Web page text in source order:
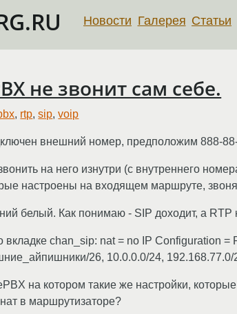
Новости Галерея Статьи
не звонит сам себе.
, rtp,sip,voip
внешний номер, предположим 888-
на него изнутри (с внутреннего
настроены на входящем маршруте,
белый. Как понимаю - SIP доходит, а RTP
вкладке chan_sip: nat = no IP Configuration
26, 10.0.0.0/24, 192.168.77.0/
на котором такие же настройки,
в маршрутизаторе?